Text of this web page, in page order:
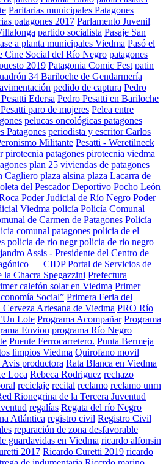
Paritarias municipales Patagones
patagones 2017 Parlamento Juvenil
partido socialista Pasaje San
a planta municipales Viedma Pasó el
Cine Social del Río Negro patagones
2019 Patagonia Comic Fest patin
34 Bariloche de Gendarmería
pedido de captura Pedro
Edersa Pedro Pesatti en Bariloche
paro de mujeres Pelea entre
pelucas oncológicas patagones
Patagones periodista y escritor Carlos
Militante Pesatti - Weretilneck
pirotecnia patagones pirotecnia viedma
plan 25 viviendas de patagones
Cagliero plaza alsina plaza Lacarra de
del Pescador Deportivo Pocho León
Poder Judicial de Río Negro Poder
Viedma policía Policía Comunal
de Carmen de Patagones Policía
comunal patagones policia de el
policia de rio negr policia de rio negro
Assis - Presidente del Centro de
— CIDP Portal de Servicios de
la Chacra Spegazzini Prefectura
calefón solar en Viedma Primer
Social” Primera Feria del
Artesana de Viedma PRO Río
Lote Programa Acompañar Programa
Envion programa Río Negro
Puente Ferrocarretero. Punta Bermeja
limpios Viedma Quirofano movil
Avis productora Rata Blanca en Viedma
Loca Rebeca Rodriguez rechazo
reciclaje recital reclamo reclamo unrn
Rionegrina de la Tercera Juventud
regalías Regata del río Negro
Atlántica registro civil Registro Civil
reparación de zona desfavorable
guardavidas en Viedma ricardo alfonsin
2017 Ricardo Curetti 2019 ricardo